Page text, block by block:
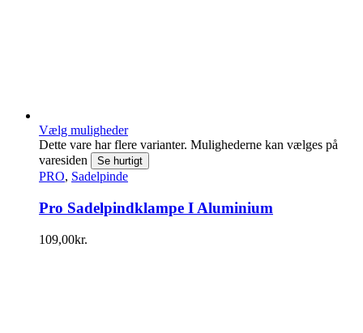
Vælg muligheder
Dette vare har flere varianter. Mulighederne kan vælges på
varesiden
Se hurtigt
PRO, Sadelpinde
Pro Sadelpindklampe I Aluminium
109,00kr.